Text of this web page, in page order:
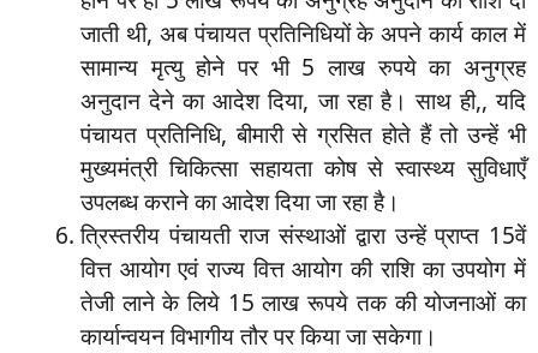
जाती थी, अब पंचायत प्रतिनिधियों के अपने कार्य काल में
सामान्य मृत्यु होने पर भी 5 लाख रुपये का अनुग्रह
अनुदान देने का आदेश दिया, जा रहा है। साथ ही,, यदि
पंचायत प्रतिनिधि, बीमारी से ग्रसित होते हैं तो उन्हें भी
मुख्यमंत्री चिकित्सा सहायता कोष से स्वास्थ्य सुविधाएँ
उपलब्ध कराने का आदेश दिया जा रहा है।
त्रिस्तरीय पंचायती राज संस्थाओं द्वारा उन्हें प्राप्त 15वें
वित्त आयोग एवं राज्य वित्त आयोग की राशि का उपयोग में
तेजी लाने के लिये 15 लाख रूपये तक की योजनाओं का
कार्यान्वयन विभागीय तौर पर किया जा सकेगा।